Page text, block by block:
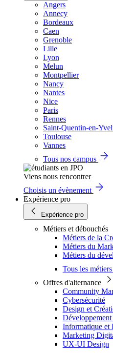
Angers
Annecy
Bordeaux
Caen
Grenoble
Lille
Lyon
Melun
Montpellier
Nancy
Nantes
Nice
Paris
Rennes
Saint-Quentin-en-
Toulouse
Vannes
Tous nos campus
Viens nous rencontrer
Choisis un évènement
Expérience pro
Expérience pro
Métiers et débouchés
Métiers de la
Métiers du
Métiers du
Tous les métiers
Offres d'alternance
Community
Cybersécurité
Design et
Développement
Informatique et
Marketing
UX-UI Design